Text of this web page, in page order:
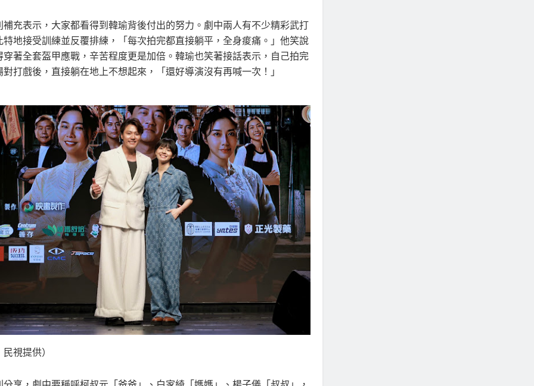
補充表示，大家都看得到韓瑜背後付出的努力。劇中兩人有不少精彩武打
特地接受訓練並反覆排練，「每次拍完都直接躺平，全身痠痛。」他笑說
穿著全套盔甲應戰，辛苦程度更是加倍。韓瑜也笑著接話表示，自己拍完
對打戲後，直接躺在地上不想起來，「還好導演沒有再喊一次！」
視提供）